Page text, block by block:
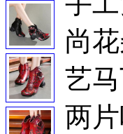
尚
艺
两